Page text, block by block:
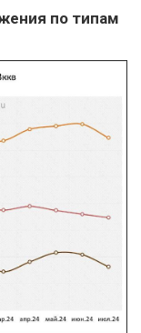
по типам